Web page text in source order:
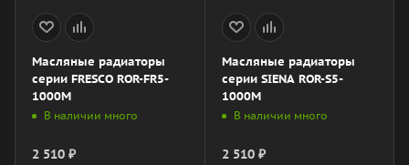
Масляные радиаторы
серии FRESCO ROR-FR5-
1000M
В наличии много
2 510 ₽
Масляные радиаторы
серии SIENA ROR-S5-
1000M
В наличии много
2 510₽